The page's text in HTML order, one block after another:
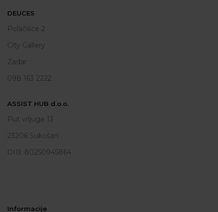
DEUCES
Polačišće 2
City Gallery
Zadar
098 163 2222
ASSIST HUB d.o.o.
Put vrljuge 13
23206 Sukošan
OIB: 80250945864
Informacije